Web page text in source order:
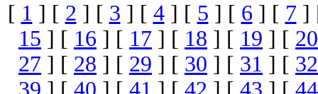
[ 1 ] [ 2 ] [ 3 ] [ 4] [ 5 ] [ 6 ] [ 7 ]
15 ] [ 16 ] [ 17 ] [ 18 ] [ 19 ] [ 20
27 ] [ 28 ] [ 29 ] [ 30 ] [ 31 ] [ 32